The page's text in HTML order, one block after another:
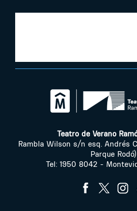
Teatro de Verano
Rambla Wilson s/n esq. Andrés
Parque Rodó)
Tel: 1950 8042 -